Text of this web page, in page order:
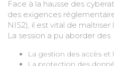
Face à la hausse des
des exigences
NIS2), il est vital de
La session a pu aborder
La gestion des accès et
La protection des